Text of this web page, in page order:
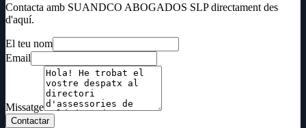
Contacta amb SUANDCO ABOGADOS SLP directament des
d'aquí.
El teu nom
Email
Missatge
Contactar